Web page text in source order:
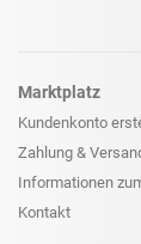
Marktplatz
Kundenkonto
Zahlung &
Informationen
Kontakt